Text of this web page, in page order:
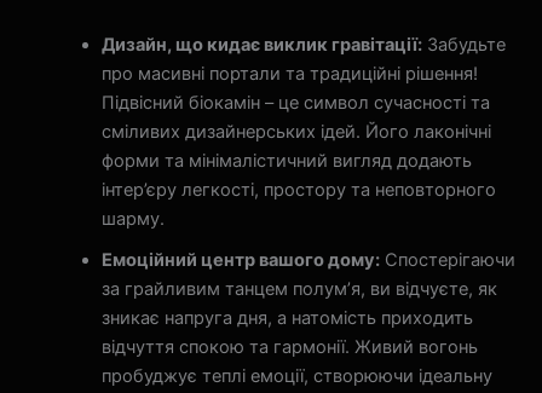
Дизайн, що кидає виклик гравітації:Забудьте
про масивні портали та традиційні рішення!
Підвісний біокамін – це символ сучасності та
сміливих дизайнерських ідей. Його лаконічні
форми та мінімалістичний вигляд додають
інтер’єру легкості, простору та неповторного
шарму.
Емоційний центр вашого дому:Спостерігаючи
за грайливим танцем полум’я, ви відчуєте, як
зникає напруга дня, а натомість приходить
відчуття спокою та гармонії. Живий вогонь
пробуджує теплі емоції, створюючи ідеальну